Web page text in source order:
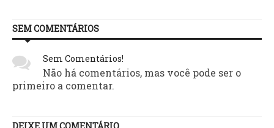
SEM COMENTÁRIOS
Sem Comentários!
Não há comentários, mas você pode ser o
primeiro a comentar.